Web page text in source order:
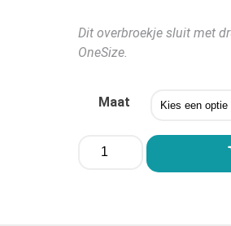
Dit overbroekje sluit met
OneSize.
Maat
Rumparooz
Overbroekje